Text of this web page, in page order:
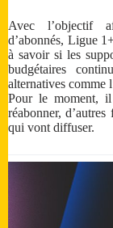
Avec l’objectif
d’abonnés, Ligue
à savoir si les
budgétaires
alternatives comme
Pour le moment,
réabonner,
qui vont diffuser.